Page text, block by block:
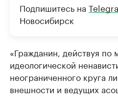
Подпишитесь на
Новосибирск
«Гражданин, действуя по
идеологической
неограниченного круга
внешности и ведущих